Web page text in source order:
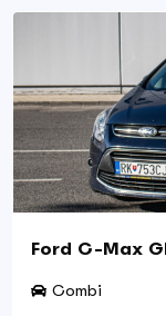
Ford C-Max
Combi